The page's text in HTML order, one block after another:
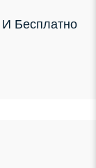
Бесплатно